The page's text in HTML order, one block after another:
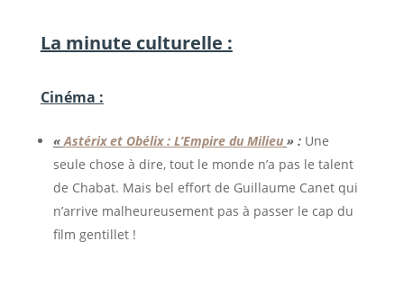
La minute culturelle :
Cinéma :
« Astérix et Obélix : L’Empire du Milieu » : Une
seule chose à dire, tout le monde n’a pas le talent
de Chabat. Mais bel effort de Guillaume Canet qui
n’arrive malheureusement pas à passer le cap du
film gentillet !